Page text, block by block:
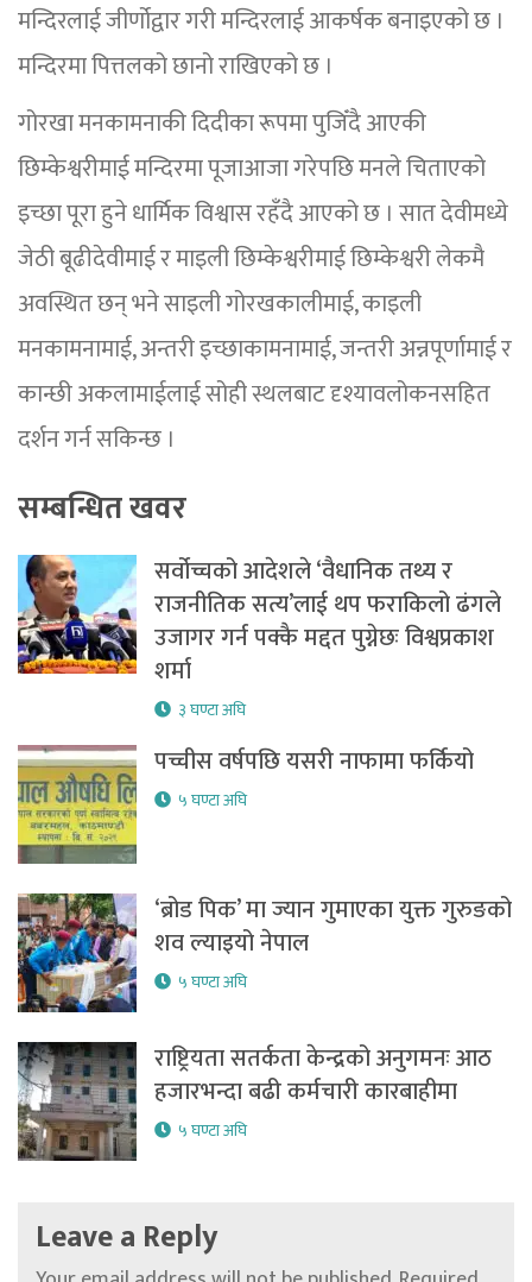
मन्दिरलाई जीर्णोद्वार गरी मन्दिरलाई आकर्षक बनाइएको छ ।
मन्दिरमा पित्तलको छानो राखिएको छ ।
गोरखा मनकामनाकी दिदीका रूपमा पुजिँदै आएकी
छिम्केश्वरीमाई मन्दिरमा पूजाआजा गरेपछि मनले चिताएको
इच्छा पूरा हुने धार्मिक विश्वास रहँदै आएको छ । सात देवीमध्ये
जेठी बूढीदेवीमाई र माइली छिम्केश्वरीमाई छिम्केश्वरी लेकमै
अवस्थित छन् भने साइली गोरखकालीमाई, काइली
मनकामनामाई, अन्तरी इच्छाकामनामाई, जन्तरी अन्नपूर्णामाई र
कान्छी अकलामाईलाई सोही स्थलबाट दृश्यावलोकनसहित
दर्शन गर्न सकिन्छ ।
सम्बन्धित खवर
सर्वोच्चको आदेशले ‘वैधानिक तथ्य र
राजनीतिक सत्य’लाई थप फराकिलो ढंगले
उजागर गर्न पक्कै मद्दत पुग्नेछः विश्वप्रकाश
शर्मा
३ घण्टा अघि
पच्चीस वर्षपछि यसरी नाफामा फर्कियो
५ घण्टा अघि
‘ब्रोड पिक’ मा ज्यान गुमाएका युक्त गुरुङको
शव ल्याइयो नेपाल
५ घण्टा अघि
राष्ट्रियता सतर्कता केन्द्रको अनुगमनः आठ
हजारभन्दा बढी कर्मचारी कारबाहीमा
५ घण्टा अघि
Leave a Reply